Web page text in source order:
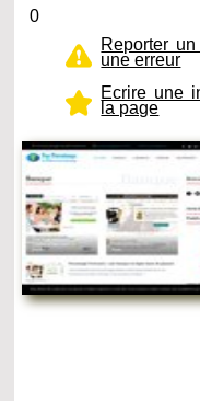
0
Reporter
une erreur
Ecrire une
la page